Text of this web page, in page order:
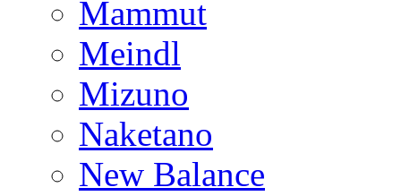
Mammut
Meindl
Mizuno
Naketano
New Balance